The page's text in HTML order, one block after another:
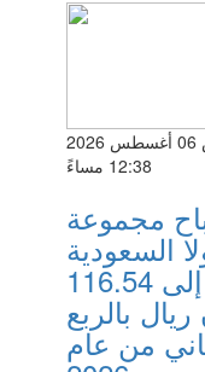
الخميس 06 أغسطس 2026
12:38 مساءً
مجموعة
السعودية
ترتفع إلى 116.54
بالربع
من عام